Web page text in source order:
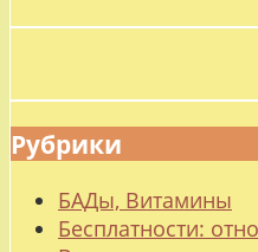
Рубрики
БАДы, Витамины
Бесплатности: